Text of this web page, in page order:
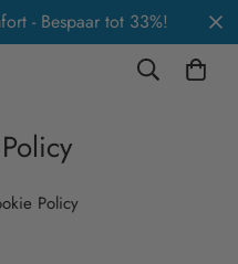
- Bespaar tot 33%!
Policy